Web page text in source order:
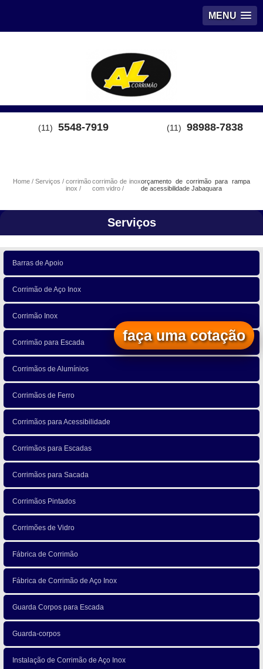
MENU
(11) 5548-7919 (11) 98988-7838
Home Serviços
corrimão
inox
corrimão de inox
com vidro
orçamento de corrimão para rampa
de acessibilidade Jabaquara
Serviços
Barras de Apoio
Corrimão de Aço Inox
Corrimão Inox
Corrimão para Escada
Corrimãos de Alumínios
Corrimãos de Ferro
Corrimãos para Acessibilidade
Corrimãos para Escadas
Corrimãos para Sacada
Corrimãos Pintados
Corrimões de Vidro
Fábrica de Corrimão
Fábrica de Corrimão de Aço Inox
Guarda Corpos para Escada
Guarda-corpos
Instalação de Corrimão de Aço Inox
faça uma cotação